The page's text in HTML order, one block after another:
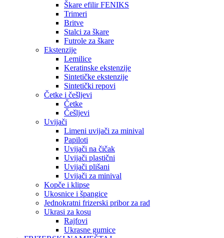
Škare efilir FENIKS
Trimeri
Britve
Stalci za škare
Futrole za škare
Ekstenzije
Lemilice
Keratinske ekstenzije
Sintetičke ekstenzije
Sintetički repovi
Četke i češljevi
Četke
Češljevi
Uvijači
Limeni uvijači za minival
Papiloti
Uvijači na čičak
Uvijači plastični
Uvijači plišani
Uvijači za minival
Kopče i klipse
Ukosnice i špangice
Jednokratni frizerski pribor za rad
Ukrasi za kosu
Rajfovi
Ukrasne gumice